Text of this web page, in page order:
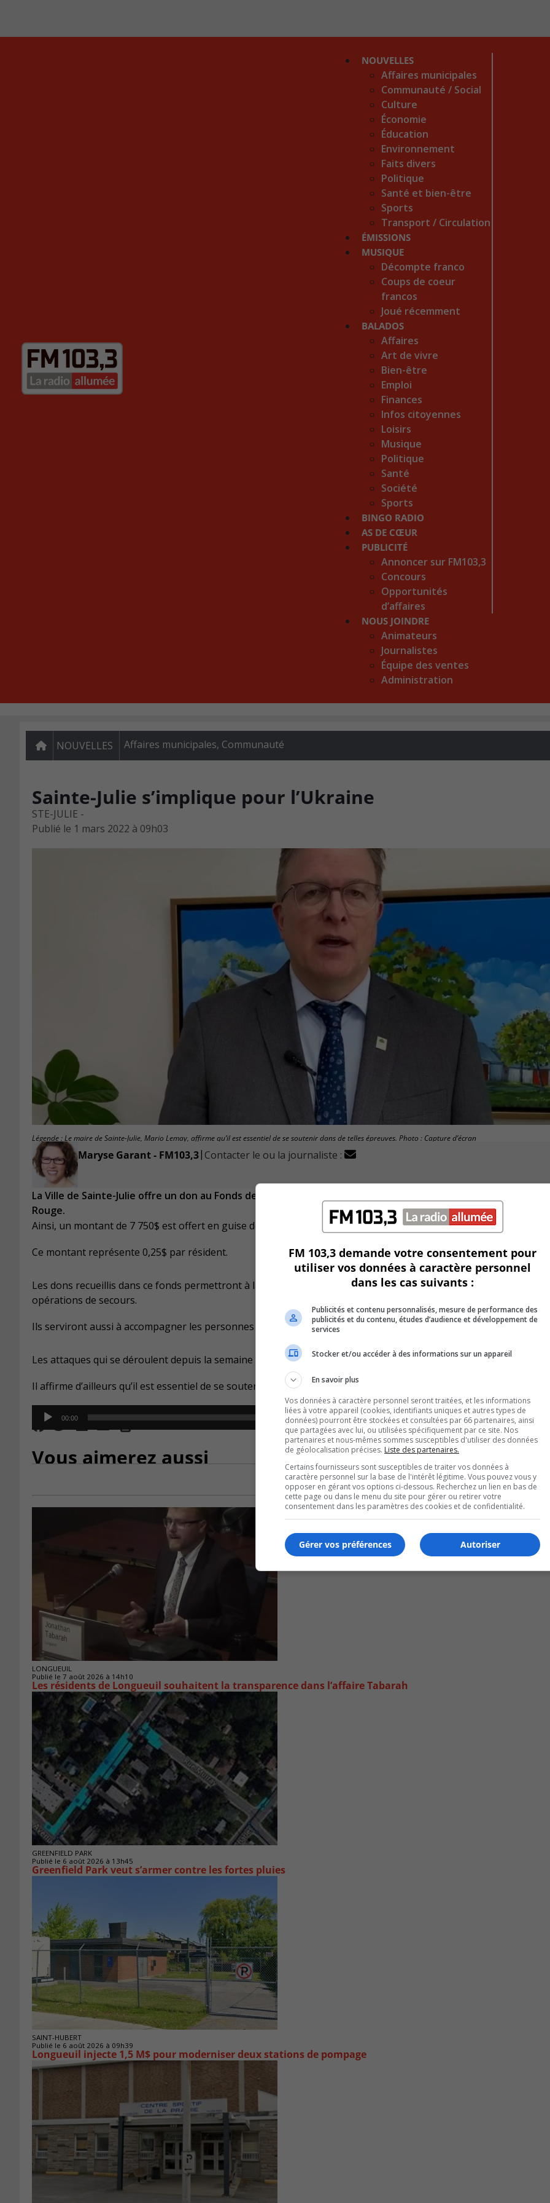
NOUVELLES
Affaires municipales
Communauté / Social
Culture
Économie
Éducation
Environnement
Faits divers
Politique
Santé et bien-être
Sports
Transport / Circulation
ÉMISSIONS
MUSIQUE
Décompte franco
Coups de coeur
francos
Joué récemment
BALADOS
Affaires
Art de vivre
Bien-être
Emploi
Finances
Infos citoyennes
Loisirs
Musique
Politique
Santé
Société
Sports
BINGO RADIO
AS DE CŒUR
PUBLICITÉ
Annoncer sur FM103,3
Concours
Opportunités
d’affaires
NOUS JOINDRE
Animateurs
Journalistes
Équipe des ventes
Administration
NOUVELLES Affaires municipales, Communauté
Sainte-Julie s’implique pour l’Ukraine
STE-JULIE -
Publié le 1 mars 2022 à 09h03
Légende : Le maire de Sainte-Julie, Mario Lemay, affirme qu’il est essentiel de se soutenir dans de telles épreuves. Photo : Capture d’écran
Maryse Garant - FM103,3| Contacter le ou la journaliste :
La Ville de Sainte-Julie offre un don au Fonds de secours : Crise humanitaire en Ukraine mis sur pieds par la
Rouge.
Ainsi, un montant de 7 750$ est offert en guise de solidarité au peuple ukrainien.
Ce montant représente 0,25$ par résident.
Les dons recueillis dans ce fonds permettront à la Croix-Rouge de mener des initiatives de préparation et des
opérations de secours.
Ils serviront aussi à accompagner les personnes et les collectivités éprouvées dans leur rétablissement à long
Les attaques qui se déroulent depuis la semaine dernière en Ukraine bouleversent le maire, Mario Lemay.
Il affirme d’ailleurs qu’il est essentiel de se soutenir dans de telles situations.
Audio
Player
00:00 00:00
Vous aimerez aussi
LONGUEUIL
Publié le 7 août 2026 à 14h10
Les résidents de Longueuil souhaitent la transparence dans l’affaire Tabarah
GREENFIELD PARK
Publié le 6 août 2026 à 13h45
Greenfield Park veut s’armer contre les fortes pluies
SAINT-HUBERT
Publié le 6 août 2026 à 09h39
Longueuil injecte 1,5 M$ pour moderniser deux stations de pompage
FM 103,3 demande votre consentement pour
utiliser vos données à caractère personnel
dans les cas suivants :
Publicités et contenu personnalisés, mesure de performance des
publicités et du contenu, études d’audience et développement de
services
Stocker et/ou accéder à des informations sur un appareil
En savoir plus
Vos données à caractère personnel seront traitées, et les informations
liées à votre appareil (cookies, identifiants uniques et autres types de
données) pourront être stockées et consultées par 66 partenaires, ainsi
que partagées avec lui, ou utilisées spécifiquement par ce site. Nos
partenaires et nous-mêmes sommes susceptibles d'utiliser des données
de géolocalisation précises. Liste des partenaires.
Certains fournisseurs sont susceptibles de traiter vos données à
caractère personnel sur la base de l'intérêt légitime. Vous pouvez vous y
opposer en gérant vos options ci-dessous. Recherchez un lien en bas de
cette page ou dans le menu du site pour gérer ou retirer votre
consentement dans les paramètres des cookies et de confidentialité.
Autoriser
Gérer vos préférences